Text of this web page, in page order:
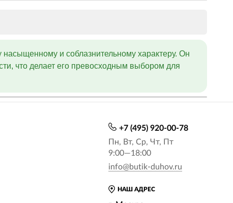
и соблазнительному характеру. Он
что делает его превосходным выбором для
НАШ АДРЕС
+7 (495) 920-00-78
Пн, Вт, Ср, Чт, Пт
9:00—18:00
info@butik-duhov.ru